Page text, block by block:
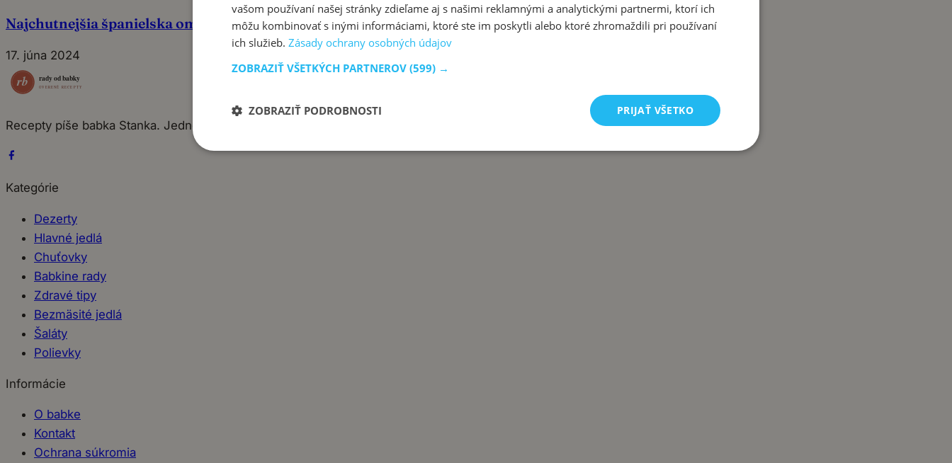
Najchutnejšia španielska omeleta s paradajkovou omáčkou: Inak už omeletu pripravovať nebudete!
17. júna 2024
Recepty píše babka Stanka. Jednoduché, poctivé jedlá zo slovenskej kuchyne, ktoré sa vždy podaria.
Kategórie
Dezerty
Hlavné jedlá
Chuťovky
Babkine rady
Zdravé tipy
Bezmäsité jedlá
Šaláty
Polievky
Informácie
O babke
Kontakt
Ochrana súkromia
vašom používaní našej stránky zdieľame aj s našimi reklamnými a analytickými partnermi, ktorí ich
môžu kombinovať s inými informáciami, ktoré ste im poskytli alebo ktoré zhromaždili pri používaní
ich služieb. Zásady ochrany osobných údajov
ZOBRAZIŤ VŠETKÝCH PARTNEROV (599) →
PRIJAŤ VŠETKO
ZOBRAZIŤ PODROBNOSTI